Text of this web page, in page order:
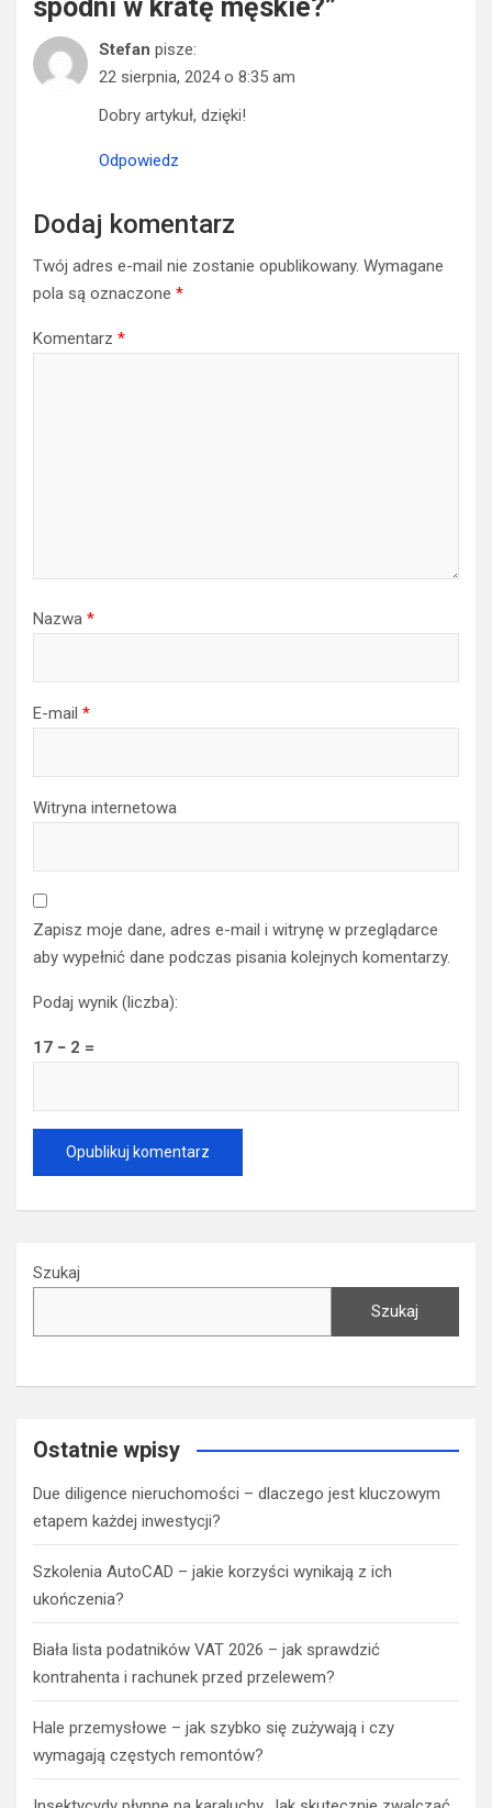
spodni w kratę męskie?”
Stefan pisze:
22 sierpnia, 2024 o 8:35 am
Dobry artykuł, dzięki!
Odpowiedz
Dodaj komentarz
Twój adres e-mail nie zostanie opublikowany. Wymagane
pola są oznaczone *
Komentarz *
Nazwa *
E-mail *
Witryna internetowa
Zapisz moje dane, adres e-mail i witrynę w przeglądarce
aby wypełnić dane podczas pisania kolejnych komentarzy.
Podaj wynik (liczba):
17 − 2 =
Szukaj
Szukaj
Ostatnie wpisy
Due diligence nieruchomości – dlaczego jest kluczowym
etapem każdej inwestycji?
Szkolenia AutoCAD – jakie korzyści wynikają z ich
ukończenia?
Biała lista podatników VAT 2026 – jak sprawdzić
kontrahenta i rachunek przed przelewem?
Hale przemysłowe – jak szybko się zużywają i czy
wymagają częstych remontów?